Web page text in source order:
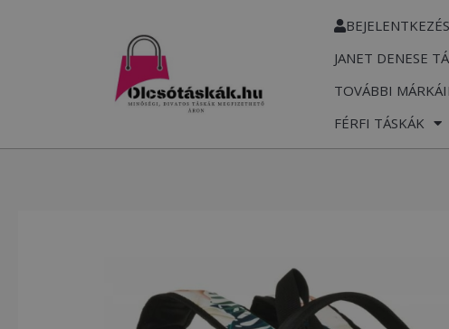
BEJELENTKEZÉS
JANET DENESE
TOVÁBBI
FÉRFI TÁSKÁK